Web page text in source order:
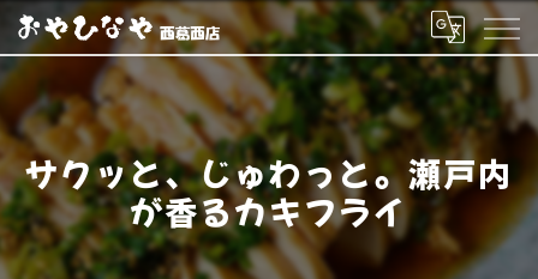
サクッと、じゅわっと。瀬戸内
が香るカキフライ